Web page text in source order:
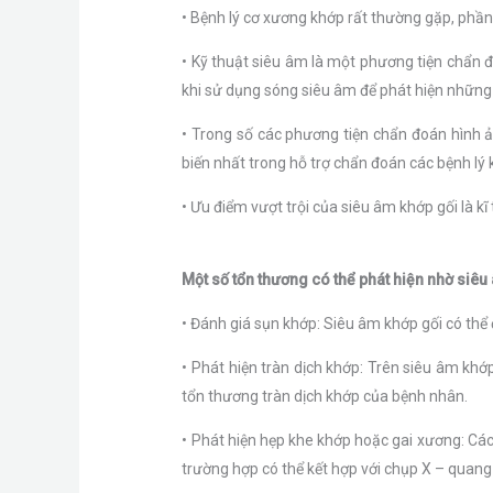
• Bệnh lý cơ xương khớp rất thường gặp,
• Kỹ thuật siêu âm là một phương tiện chẩn
khi sử dụng sóng siêu âm để phát hiện
• Trong số các phương tiện chẩn đoán
biến nhất trong hỗ trợ chẩn đoán các bệnh
• Ưu điểm vượt trội của siêu âm khớp gối là
Một số tổn thương có thể phát hiện nhờ
• Đánh giá sụn khớp: Siêu âm khớp gối có
• Phát hiện tràn dịch khớp: Trên siêu âm
tổn thương tràn dịch khớp của bệnh nhân.
• Phát hiện hẹp khe khớp hoặc gai xương:
trường hợp có thể kết hợp với chụp X –